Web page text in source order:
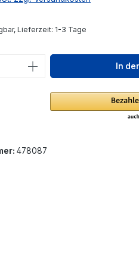
Lieferzeit: 1-3 Tage
Anzahl: Gib denIn
478087